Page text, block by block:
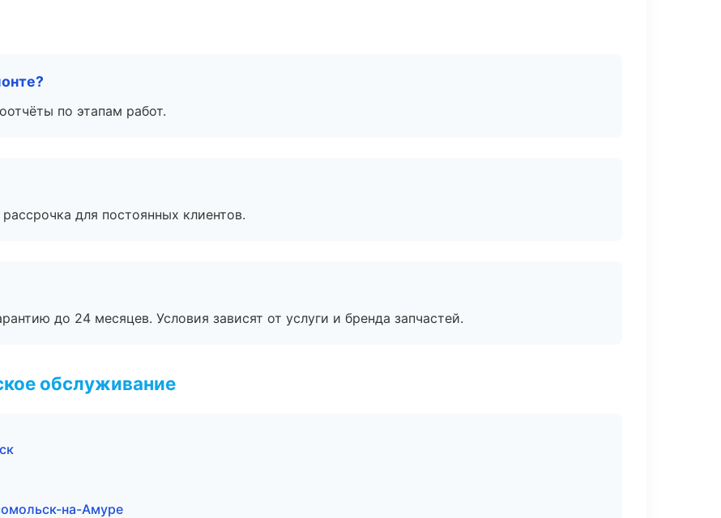
по этапам работ.
для постоянных клиентов.
до 24 месяцев. Условия зависят от услуги и бренда запчастей.
обслуживание
на-Амуре